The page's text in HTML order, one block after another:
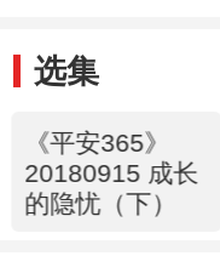
选集
《平安365》
20180915 成长
的隐忧（下）